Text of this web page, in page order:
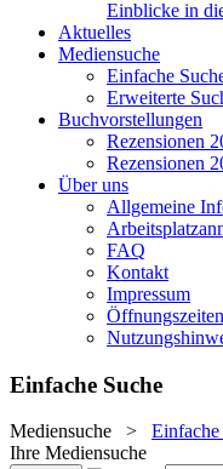
Einblicke in
Aktuelles
Mediensuche
Einfache
Erweiterte
Buchvorstellungen
Rezensionen
Rezensionen
Über uns
Allgemeine
FAQ
Kontakt
Impressum
Öffnungszeiten
Einfache Suche
Mediensuche > Einfache
Ihre Mediensuche